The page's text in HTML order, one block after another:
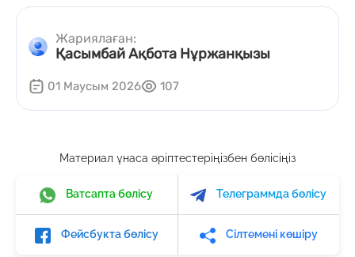
Жариялаған:
Қасымбай Ақбота Нұржанқызы
01 Маусым 2026 107
Материал ұнаса әріптестеріңізбен бөлісіңіз
Ватсапта бөлісу Телеграммда бөлісу
Фейсбукта бөлісу Сілтемені көшіру